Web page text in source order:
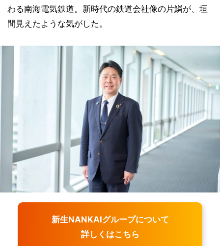
わる南海電気鉄道。新時代の鉄道会社像の片鱗が、垣
間見えたような気がした。
新生NANKAIグループについて
詳しくはこちら